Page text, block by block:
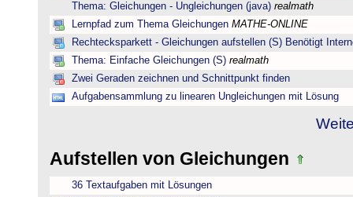
Thema: Gleichungen - Ungleichungen (java) realmath
Lernpfad zum Thema Gleichungen MATHE-ONLINE
Rechtecksparkett - Gleichungen aufstellen (S) Benötigt
Thema: Einfache Gleichungen (S) realmath
Zwei Geraden zeichnen und Schnittpunkt finden
Aufgabensammlung zu linearen Ungleichungen mit Lösung
Aufstellen von Gleichungen
36 Textaufgaben mit Lösungen